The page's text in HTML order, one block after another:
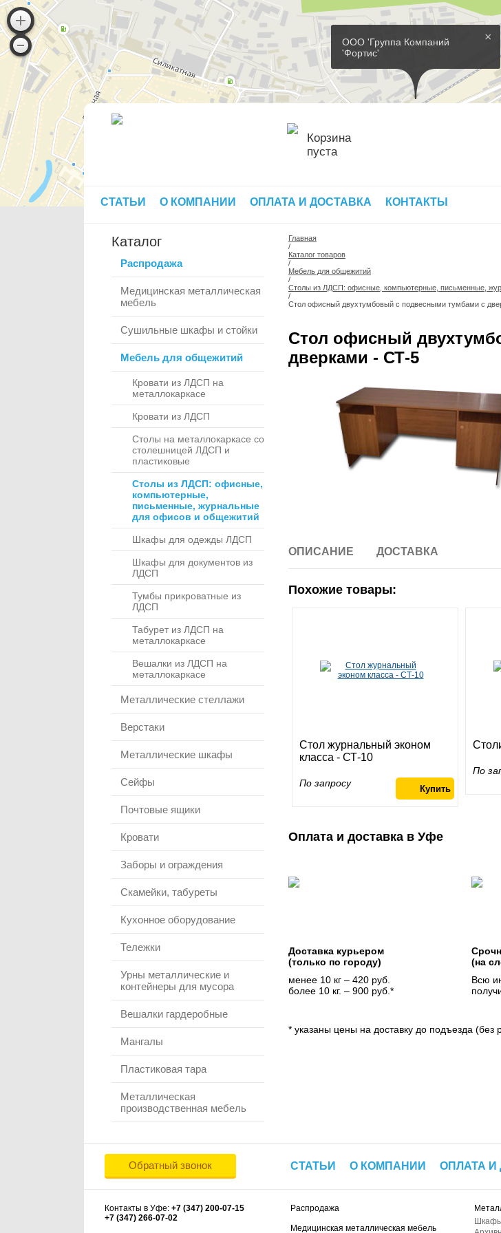
×
ООО 'Группа Компаний
'Фортис'
Корзина
пуста
СТАТЬИ О КОМПАНИИ ОПЛАТА И ДОСТАВКА КОНТАКТЫ
Каталог
Распродажа
Медицинская металлическая
мебель
Сушильные шкафы и стойки
Мебель для общежитий
Кровати из ЛДСП на
металлокаркасе
Кровати из ЛДСП
Столы на металлокаркасе со
столешницей ЛДСП и
пластиковые
Столы из ЛДСП: офисные,
компьютерные,
письменные, журнальные
для офисов и общежитий
Шкафы для одежды ЛДСП
Шкафы для документов из
ЛДСП
Тумбы прикроватные из
ЛДСП
Табурет из ЛДСП на
металлокаркасе
Вешалки из ЛДСП на
металлокаркасе
Металлические стеллажи
Верстаки
Металлические шкафы
Сейфы
Почтовые ящики
Кровати
Заборы и ограждения
Скамейки, табуреты
Кухонное оборудование
Тележки
Урны металлические и
контейнеры для мусора
Вешалки гардеробные
Мангалы
Пластиковая тара
Металлическая
производственная мебель
Главная
/
Каталог товаров
/
Мебель для общежитий
/
Столы из ЛДСП: офисные, компьютерные, письменные,
/
Стол офисный двухтумбовый с подвесными тумбами с
Стол офисный
дверками - СТ-5
ОПИСАНИЕ ДОСТАВКА
Похожие товары:
Стол журнальный эконом
класса - СТ-10
По запросу
По
Оплата и доставка в Уфе
Доставка курьером
(только по городу)
менее 10 кг – 420 руб.
более 10 кг. – 900 руб.*
(на
Всю
* указаны цены на доставку до подъезда (без
Обратный звонок СТАТЬИ О КОМПАНИИ ОПЛАТА И
Контакты в Уфе: +7 (347) 200-07-15
+7 (347) 266-07-02
Распродажа
Медицинская металлическая мебель